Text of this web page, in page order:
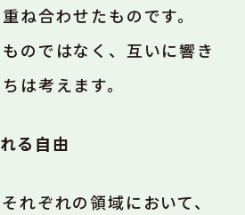
ね合わせたものです。
のではなく、互いに響き
は考えます。
る自由
れぞれの領域において、